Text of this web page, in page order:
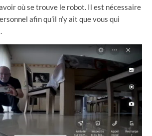
où se trouve le robot. Il est nécessaire
afin qu’il n’y ait que vous qui